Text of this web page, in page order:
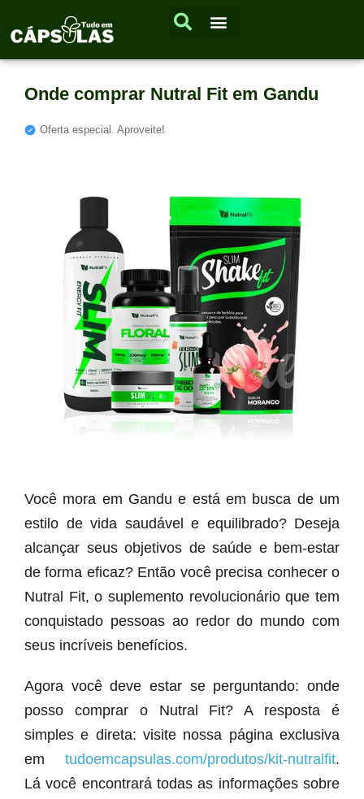
Onde comprar Nutral Fit em Gandu
Oferta especial. Aproveite!
Você mora em Gandu e está em busca de um
estilo de vida saudável e equilibrado? Deseja
alcançar seus objetivos de saúde e bem-estar
de forma eficaz? Então você precisa conhecer o
Nutral Fit, o suplemento revolucionário que tem
conquistado pessoas ao redor do mundo com
seus incríveis benefícios.
Agora você deve estar se perguntando: onde
posso comprar o Nutral Fit? A resposta é
simples e direta: visite nossa página exclusiva
em tudoemcapsulas.com/produtos/kit-nutralfit.
Lá você encontrará todas as informações sobre